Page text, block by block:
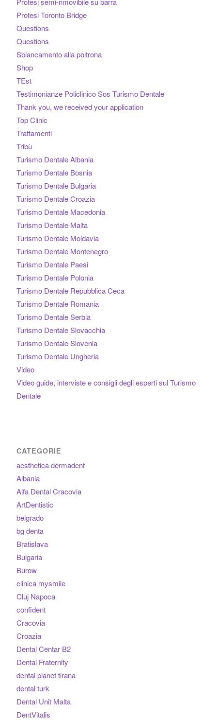
Protesi Toronto Bridge
Questions
Questions
Sbiancamento alla poltrona
Shop
TEst
Testimonianze Policlinico Sos Turismo Dentale
Thank you, we received your application
Top Clinic
Trattamenti
Tribù
Turismo Dentale Albania
Turismo Dentale Bosnia
Turismo Dentale Bulgaria
Turismo Dentale Croazia
Turismo Dentale Macedonia
Turismo Dentale Malta
Turismo Dentale Moldavia
Turismo Dentale Montenegro
Turismo Dentale Paesi
Turismo Dentale Polonia
Turismo Dentale Repubblica Ceca
Turismo Dentale Romania
Turismo Dentale Serbia
Turismo Dentale Slovacchia
Turismo Dentale Slovenia
Turismo Dentale Ungheria
Video
Video guide, interviste e consigli degli esperti sul Turismo
Dentale
CATEGORIE
aesthetica dermadent
Albania
Alfa Dental Cracovia
ArtDentistic
belgrado
bg denta
Bratislava
Bulgaria
Burow
clinica mysmile
Cluj Napoca
confident
Cracovia
Croazia
Dental Centar B2
Dental Fraternity
dental planet tirana
dental turk
Dental Unit Malta
DentVitalis